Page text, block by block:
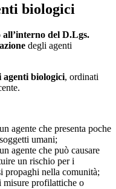
biologici
del D.Lgs.
degli agenti
biologici, ordinati
un agente che presenta poche
umani;
un agente che può causare
un rischio per i
propaghi nella comunità;
profilattiche o